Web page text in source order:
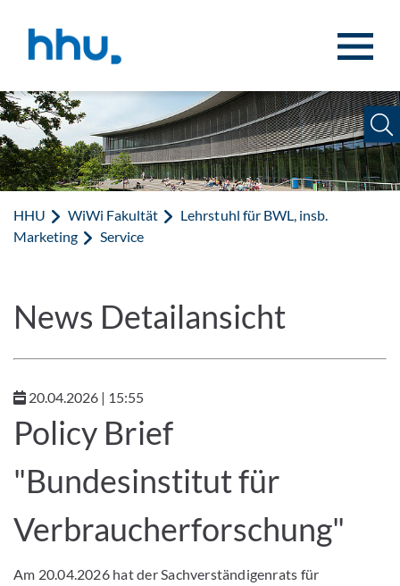
HHU WiWi Fakultät
Lehrstuhl für BWL, insb.
Marketing
Service
News Detailansicht
20.04.2026 | 15:55
Policy Brief
"Bundesinstitut für
Verbraucherforschung"
Am 20.04.2026 hat der Sachverständigenrats für